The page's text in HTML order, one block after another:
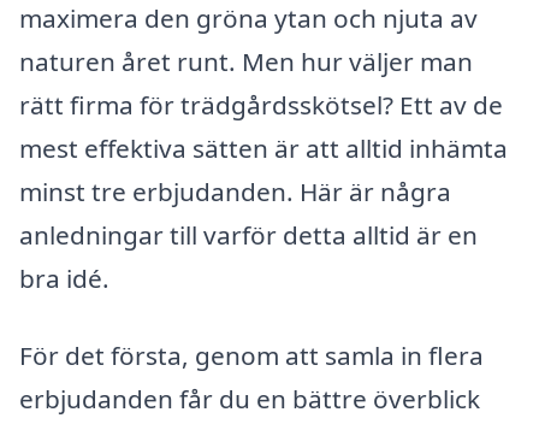
maximera den gröna ytan och njuta av
naturen året runt. Men hur väljer man
rätt firma för trädgårdsskötsel? Ett av de
mest effektiva sätten är att alltid inhämta
minst tre erbjudanden. Här är några
anledningar till varför detta alltid är en
bra idé.
För det första, genom att samla in flera
erbjudanden får du en bättre överblick